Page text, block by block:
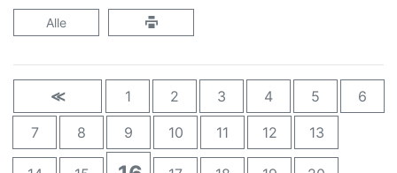
Alle
≪ 1 2 3 4 5 6
7 8 9 10 11 12 13